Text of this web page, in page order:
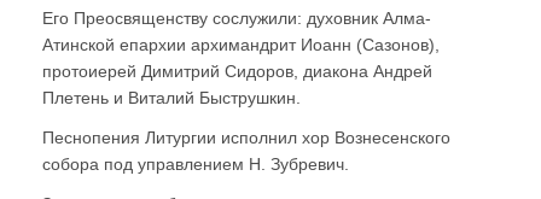
Его Преосвященству сослужили: духовник Алма-
Атинской епархии архимандрит Иоанн (Сазонов),
протоиерей Димитрий Сидоров, диакона Андрей
Плетень и Виталий Быструшкин.
Песнопения Литургии исполнил хор Вознесенского
собора под управлением Н. Зубревич.